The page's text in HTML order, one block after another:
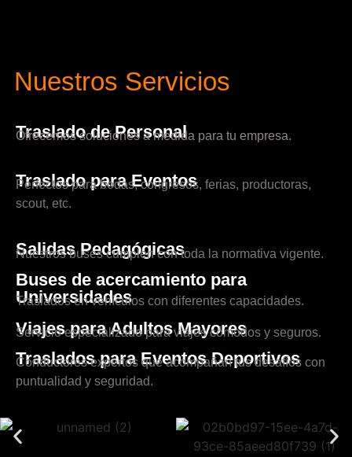
Nuestros Servicios
Traslado de Personal
Ofrecemos soluciones a medida para tu empresa.
Traslado para Eventos
Perfectos para bodas, congresos, ferias, productoras,
scout, etc.
Salidas Pedagógicas
Nuestros buses cumplen con toda la normativa vigente.
Buses de acercamiento para
Universidades
Traslados en vehículos con diferentes capacidades.
Viajes para Adultos Mayores
Servicio especializado para viajes cómodos y seguros.
Traslados para Eventos Deportivos
Conductores expertos que acompañan tus desafíos con
puntualidad y seguridad.